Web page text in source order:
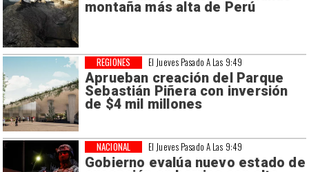
montaña más alta de Perú
El Jueves Pasado A Las 9:49
Aprueban creación del Parque
Sebastián Piñera con inversión
de $4 mil millones
REGIONES
El Jueves Pasado A Las 9:49
Gobierno evalúa nuevo estado de
NACIONAL